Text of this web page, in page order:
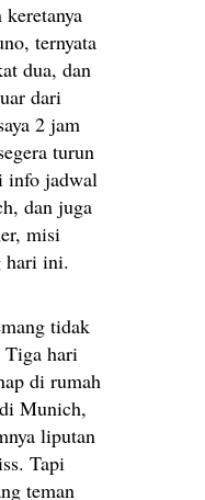
ternyata
dua, dan
dari
2 jam
turun
info jadwal
dan juga
misi
hari ini.
tidak
Tiga hari
di rumah
di Munich,
liputan
Tapi
teman